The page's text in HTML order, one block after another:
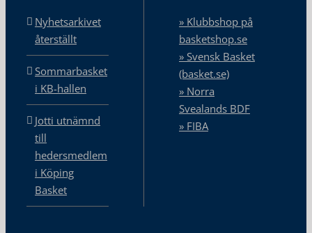
Nyhetsarkivet
återställt
Sommarbasket
i KB-hallen
Jotti utnämnd
till
hedersmedlem
i Köping
Basket
» Klubbshop på
basketshop.se
» Svensk Basket
(basket.se)
» Norra
Svealands BDF
» FIBA